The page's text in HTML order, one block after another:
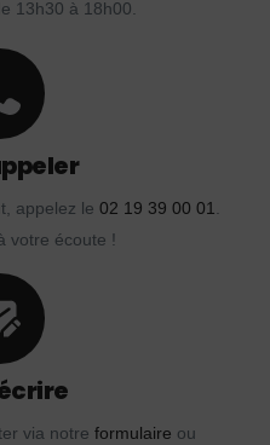
13h30 à 18h00.
appelez le 02 19 39 00 01.
votre écoute !
via notre formulaire ou